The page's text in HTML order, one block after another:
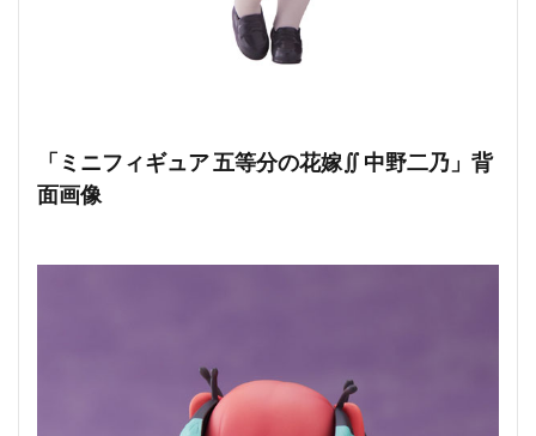
「ミニフィギュア 五等分の花嫁∬ 中野二乃」背
面画像